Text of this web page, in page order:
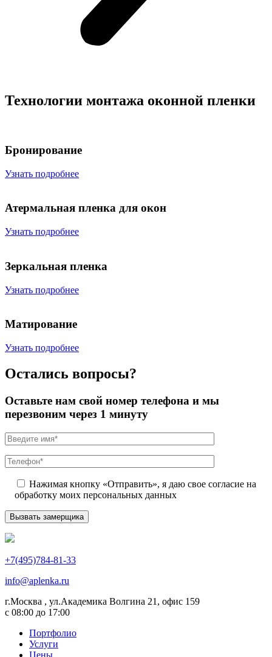
Технологии монтажа оконной пленки
Бронирование
Узнать подробнее
Атермальная пленка для окон
Узнать подробнее
Зеркальная пленка
Узнать подробнее
Матирование
Узнать подробнее
Остались вопросы?
Оставьте нам свой номер телефона и мы
перезвоним через 1 минуту
Нажимая кнопку «Отправить», я даю свое согласие на
обработку моих персональных данных
+7(495)784-81-33
info@aplenka.ru
г.Москва , ул.Академика Волгина 21, офис 159
с 08:00 до 17:00
Портфолио
Услуги
Цены